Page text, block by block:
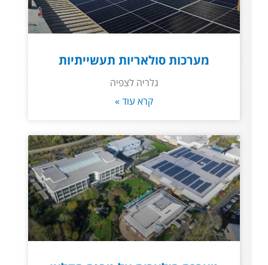
מערכות סולאריות תעשייתיות
גלריה לצפיה
קרא עוד »